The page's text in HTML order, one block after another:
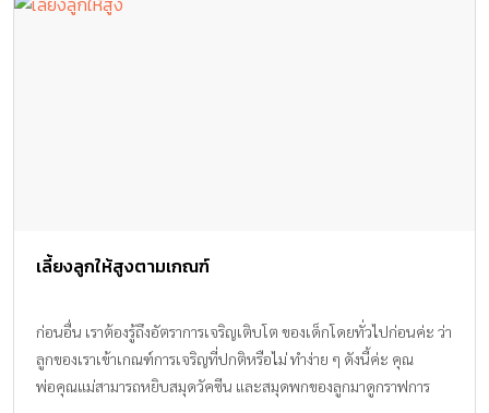
เลี้ยงลูกให้สูงตามเกณฑ์
ก่อนอื่น เราต้องรู้ถึงอัตราการเจริญเติบโต ของเด็กโดยทั่วไปก่อนค่ะ ว่า
ลูกของเราเข้าเกณฑ์การเจริญที่ปกติหรือไม่ ทำง่าย ๆ ดังนี้ค่ะ คุณ
พ่อคุณแม่สามารถหยิบสมุดวัคซีน และสมุดพกของลูกมาดูกราฟการ